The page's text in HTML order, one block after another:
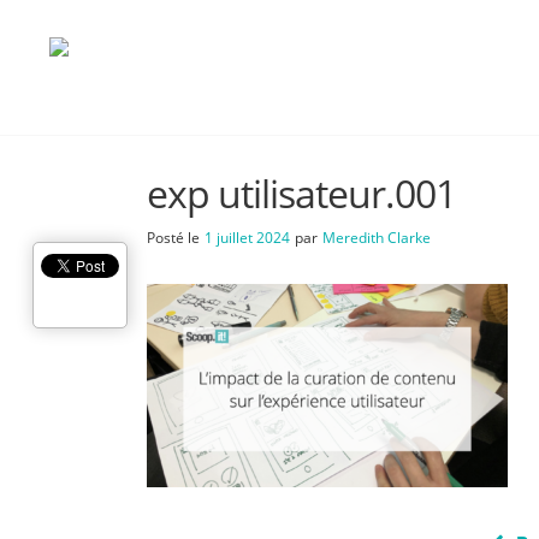
exp utilisateur.001
Posté le 1 juillet 2024 par Meredith Clarke